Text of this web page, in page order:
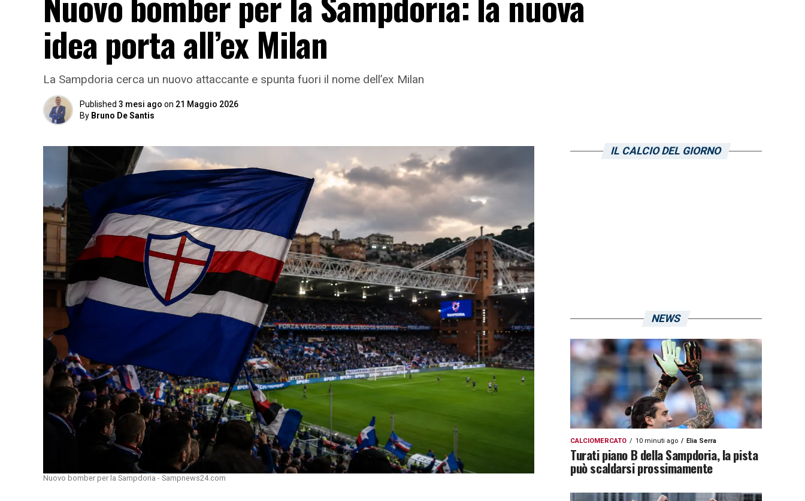
idea porta all’ex Milan
La Sampdoria cerca un nuovo attaccante e spunta fuori il nome dell’ex Milan
Published 3 mesi ago on 21 Maggio 2026
By Bruno De Santis
Nuovo bomber per la Sampdoria - Sampnews24.com
IL CALCIO DEL GIORNO
NEWS
CALCIOMERCATO 10 minuti ago Elia Serra
Turati piano B della Sampdoria, la pista
può scaldarsi prossimamente